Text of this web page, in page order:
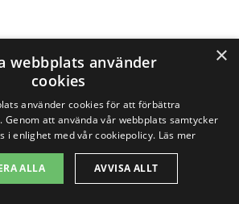
×
webbplats använder
cookies
använder cookies för att förbättra
Genom att använda vår webbplats samtycker
i enlighet med vår cookiepolicy. Läs mer
ALLA AVVISA ALLT